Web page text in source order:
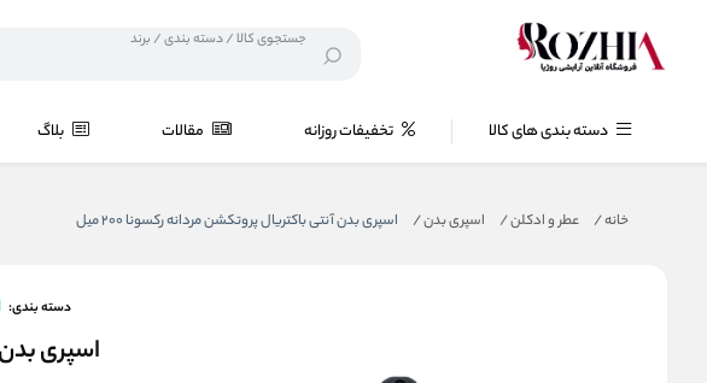
دسته بندی های کالا تخفیفات روزانه مقالات بلاگ
خانه/ عطر و ادکلن/ اسپری بدن/ اسپری بدن آنتی باکتریال پروتکشن مردانه رکسونا 200 میل
دسته بندی:
اسپری بدن